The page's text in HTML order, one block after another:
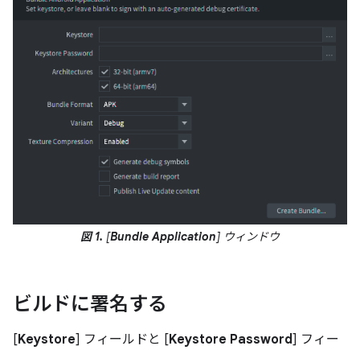
図 1. [Bundle Application] ウィンドウ
ビルドに署名する
[Keystore] フィールドと [Keystore Password] フィー